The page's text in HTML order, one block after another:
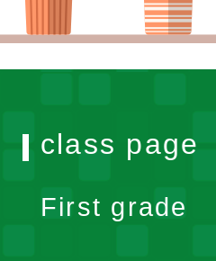
class page
First grade